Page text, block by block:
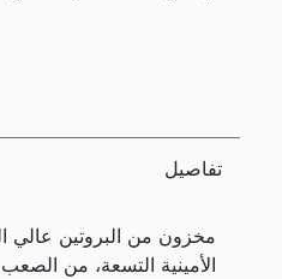
تفاصيل
مخزون من البروتين عالي
الأمينية التسعة، من